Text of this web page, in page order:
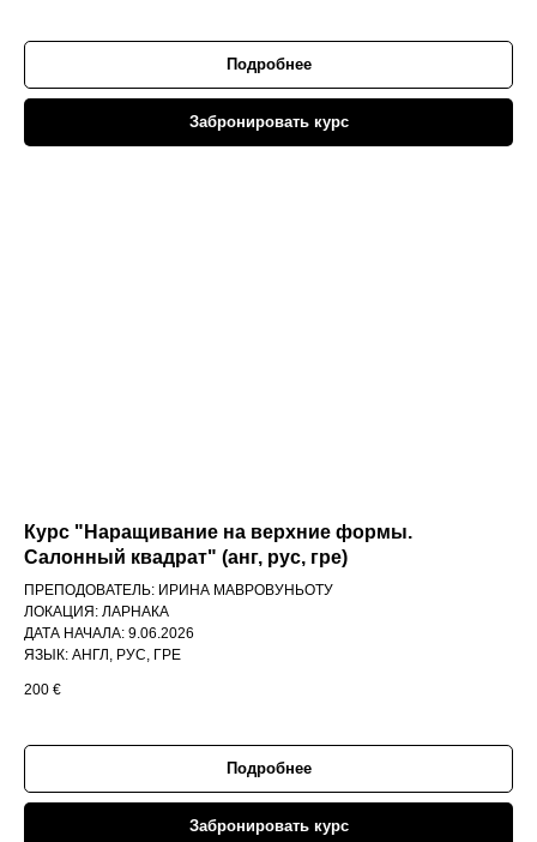
Подробнее
Забронировать курс
Курс "Наращивание на верхние формы.
Салонный квадрат" (анг, рус, гре)
ПРЕПОДОВАТЕЛЬ: ИРИНА МАВРОВУНЬОТУ
ЛОКАЦИЯ: ЛАРНАКА
ДАТА НАЧАЛА: 9.06.2026
ЯЗЫК: АНГЛ, РУС, ГРЕ
200 €
Подробнее
Забронировать курс